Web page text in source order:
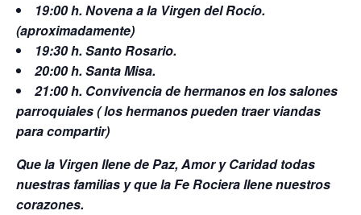
19:00 h. Novena a la Virgen del Rocío.
(aproximadamente)
19:30 h. Santo Rosario.
20:00 h. Santa Misa.
21:00 h. Convivencia de hermanos en los salones
parroquiales ( los hermanos pueden traer viandas
para compartir)
Que la Virgen llene de Paz, Amor y Caridad todas
nuestras familias y que la Fe Rociera llene nuestros
corazones.